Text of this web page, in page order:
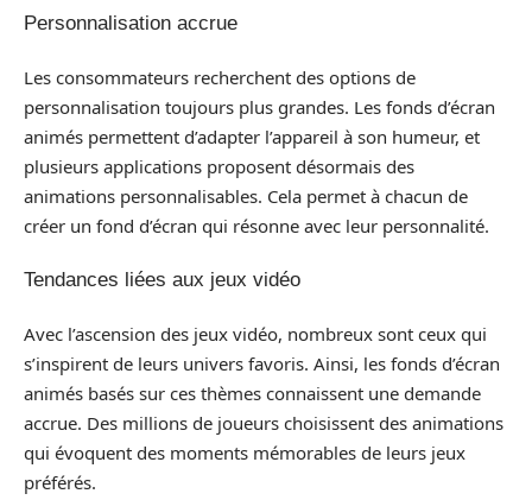
Personnalisation accrue
Les consommateurs recherchent des options de
personnalisation toujours plus grandes. Les fonds d’écran
animés permettent d’adapter l’appareil à son humeur, et
plusieurs applications proposent désormais des
animations personnalisables. Cela permet à chacun de
créer un fond d’écran qui résonne avec leur personnalité.
Tendances liées aux jeux vidéo
Avec l’ascension des jeux vidéo, nombreux sont ceux qui
s’inspirent de leurs univers favoris. Ainsi, les fonds d’écran
animés basés sur ces thèmes connaissent une demande
accrue. Des millions de joueurs choisissent des animations
qui évoquent des moments mémorables de leurs jeux
préférés.